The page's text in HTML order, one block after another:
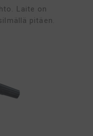
Laite on
pitäen.